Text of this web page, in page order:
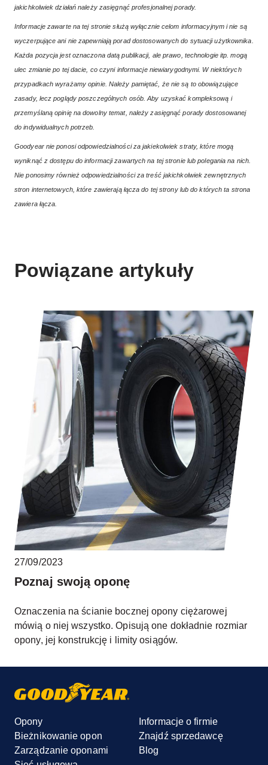
jakichkolwiek działań należy zasięgnąć profesjonalnej porady.
Informacje zawarte na tej stronie służą wyłącznie celom informacyjnym i nie są
wyczerpujące ani nie zapewniają porad dostosowanych do sytuacji użytkownika.
Każda pozycja jest oznaczona datą publikacji, ale prawo, technologie itp. mogą
ulec zmianie po tej dacie, co czyni informacje niewiarygodnymi. W niektórych
przypadkach wyrażamy opinie. Należy pamiętać, że nie są to obowiązujące
zasady, lecz poglądy poszczególnych osób. Aby uzyskać kompleksową i
przemyślaną opinię na dowolny temat, należy zasięgnąć porady dostosowanej
do indywidualnych potrzeb.
Goodyear nie ponosi odpowiedzialności za jakiekolwiek straty, które mogą
wyniknąć z dostępu do informacji zawartych na tej stronie lub polegania na nich.
Nie ponosimy również odpowiedzialności za treść jakichkolwiek zewnętrznych
stron internetowych, które zawierają łącza do tej strony lub do których ta strona
zawiera łącza.
Powiązane artykuły
27/09/2023
Poznaj swoją oponę
Oznaczenia na ścianie bocznej opony ciężarowej
mówią o niej wszystko. Opisują one dokładnie rozmiar
opony, jej konstrukcję i limity osiągów.
Opony
Bieżnikowanie opon
Zarządzanie oponami
Informacje o firmie
Znajdź sprzedawcę
Blog